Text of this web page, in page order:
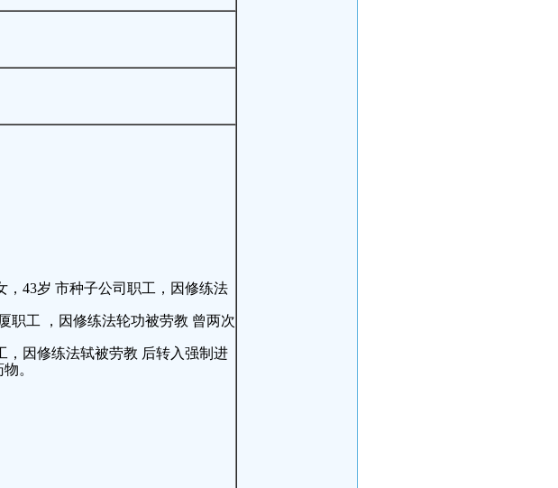
43岁 市种子公司职工，因修练法
职工 ，因修练法轮功被劳教 曾两次
，因修练法轼被劳教 后转入强制进
。